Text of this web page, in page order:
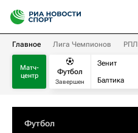
Главное Лига Чемпионов РПЛ
Матч-
центр
Футбол
Завершен
Зенит
Балтика
Футбол